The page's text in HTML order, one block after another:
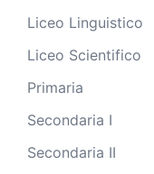
Liceo Linguistico
Liceo Scientifico
Primaria
Secondaria I
Secondaria II